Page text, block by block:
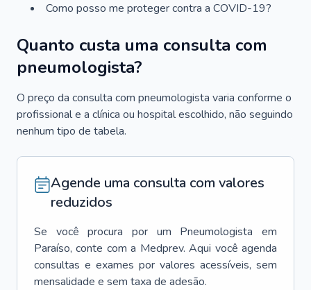
Como posso me proteger contra a COVID-19?
Quanto custa uma consulta com
pneumologista?
O preço da consulta com pneumologista varia conforme o
profissional e a clínica ou hospital escolhido, não seguindo
nenhum tipo de tabela.
Agende uma consulta com valores
reduzidos
Se você procura por um Pneumologista
em
Paraíso, conte com a Medprev. Aqui você agenda
consultas e exames por valores acessíveis, sem
mensalidade e sem taxa de adesão.